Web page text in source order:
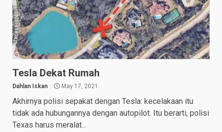
Tesla Dekat Rumah
Dahlan Iskan May 17, 2021
Akhirnya polisi sepakat dengan Tesla: kecelakaan itu
tidak ada hubungannya dengan autopilot. Itu berarti, polisi
Texas harus meralat...